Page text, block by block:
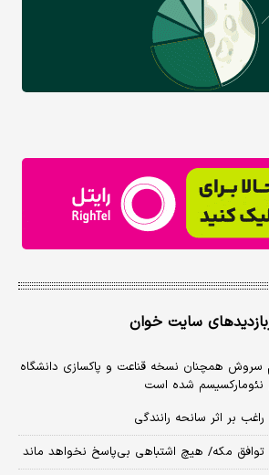
سایت خوان
سروش همچنان نسخه قناعت و پاکسازی دانشگاه
شده است
بر اثر سانحه رانندگی
توافق مکه/ هیچ اشتباهی بی‌پاسخ نخواهد ماند